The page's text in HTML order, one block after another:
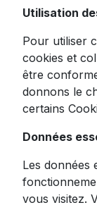
gravité
Élevez
Dynasteel
précision.
des
Cette
Utilisation
Pour utiliser
cookies et
être
donnons le
certains
Données
Les données
vous visitez.